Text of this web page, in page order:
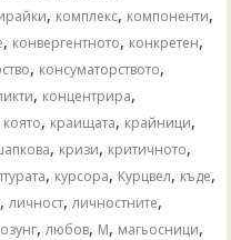
, комплекс, компоненти,
, конвергентното, конкретен,
, консуматорството,
, концентрира,
която, краищата, крайници,
, кризи, критичното,
, курсора, Курцвел, къде,
,личност,личностните,
,любов, М, магьосници,